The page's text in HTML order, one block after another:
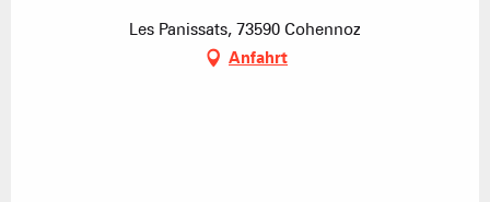
Les Panissats, 73590 Cohennoz
Anfahrt